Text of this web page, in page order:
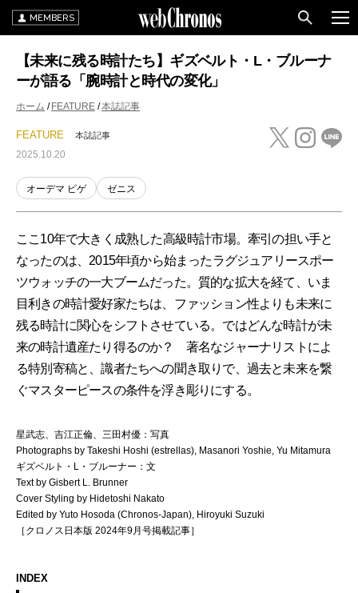
MEMBERS
【未来に残る時計たち】ギズベルト・L・ブルーナ
ーが語る「腕時計と時代の変化」
ホーム FEATURE 本誌記事
FEATURE 本誌記事
2025.10.20
オーデマ ピゲ ゼニス
ここ10年で大きく成熟した高級時計市場。牽引の担い手と
なったのは、2015年頃から始まったラグジュアリースポー
ツウォッチの一大ブームだった。質的な拡大を経て、いま
目利きの時計愛好家たちは、ファッション性よりも未来に
残る時計に関心をシフトさせている。ではどんな時計が未
来の時計遺産たり得るのか？ 著名なジャーナリストによ
る特別寄稿と、識者たちへの聞き取りで、過去と未来を繋
ぐマスターピースの条件を浮き彫りにする。
星武志、吉江正倫、三田村優：写真
Photographs by Takeshi Hoshi (estrellas), Masanori Yoshie, Yu Mitamura
ギズベルト・L・ブルーナー：文
Text by Gisbert L. Brunner
Cover Styling by Hidetoshi Nakato
Edited by Yuto Hosoda (Chronos-Japan), Hiroyuki Suzuki
［クロノス日本版 2024年9月号掲載記事］
INDEX